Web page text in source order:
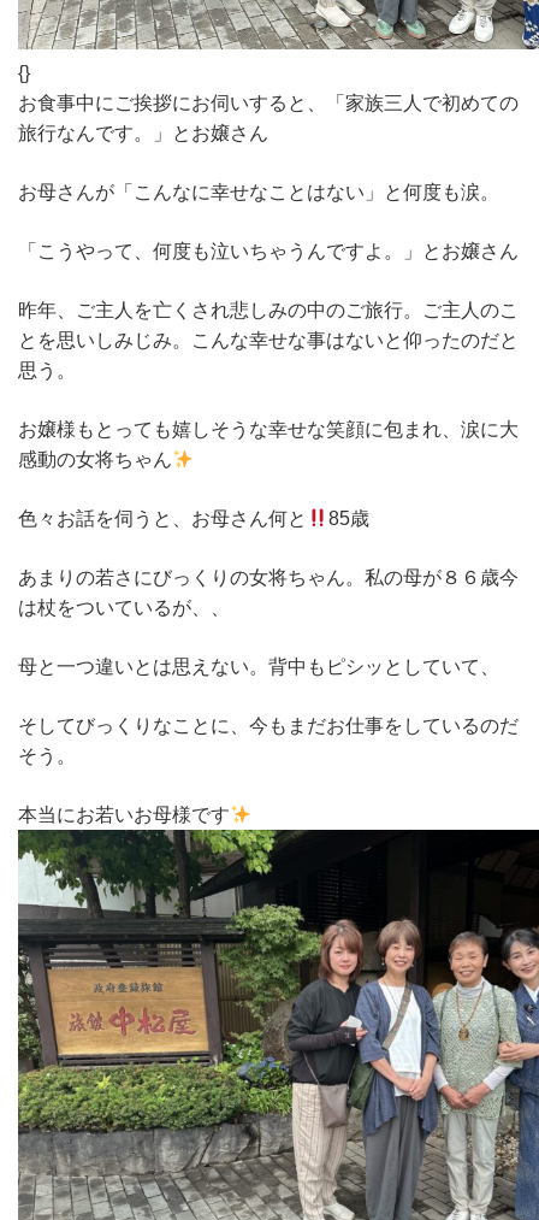
{}
お食事中にご挨拶にお伺いすると、「家族三人で初めての
旅行なんです。」とお嬢さん
お母さんが「こんなに幸せなことはない」と何度も涙。
「こうやって、何度も泣いちゃうんですよ。」とお嬢さん
昨年、ご主人を亡くされ悲しみの中のご旅行。ご主人のこ
とを思いしみじみ。こんな幸せな事はないと仰ったのだと
思う。
お嬢様もとっても嬉しそうな幸せな笑顔に包まれ、涙に大
感動の女将ちゃん
色々お話を伺うと、お母さん何と 85歳
あまりの若さにびっくりの女将ちゃん。私の母が８６歳今
は杖をついているが、、
母と一つ違いとは思えない。背中もピシッとしていて、
そしてびっくりなことに、今もまだお仕事をしているのだ
そう。
本当にお若いお母様です